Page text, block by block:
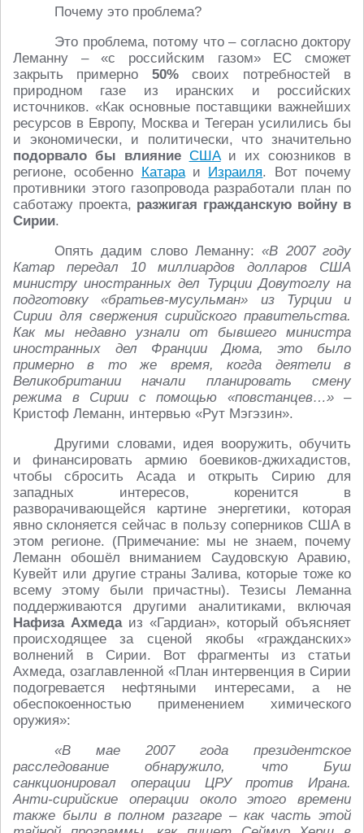
Почему это проблема?
Это проблема, потому что – согласно доктору
Леманну – «с российским газом» ЕС сможет
закрыть примерно 50%своих потребностей в
природном газе из иранских и российских
источников. «Как основные поставщики важнейших
ресурсов в Европу, Москва и Тегеран усилились бы
и экономически, и политически, что значительно
подорвало бы влияние СШАи их союзников в
регионе, особенно Катараи Израиля. Вот почему
противники этого газопровода разработали план по
саботажу проекта, разжигая гражданскую войну в
Сирии.
Опять дадим слово Леманну:«В 2007 году
Катар передал 10 миллиардов долларов США
министру иностранных дел Турции Довутоглу на
подготовку «братьев-мусульман» из Турции и
Сирии для свержения сирийского правительства.
Как мы недавно узнали от бывшего министра
иностранных дел Франции Дюма, это было
примерно в то же время, когда деятели в
Великобритании начали планировать смену
режима в Сирии с помощью «повстанцев…»–
Кристоф Леманн, интервью «Рут Мэгэзин».
Другими словами, идея вооружить, обучить
и финансировать армию боевиков-джихадистов,
чтобы сбросить Асада и открыть Сирию для
западных интересов, коренится в
разворачивающейся картине энергетики, которая
явно склоняется сейчас в пользу соперников США в
этом регионе. (Примечание: мы не знаем, почему
Леманн обошёл вниманием Саудовскую Аравию,
Кувейт или другие страны Залива, которые тоже ко
всему этому были причастны). Тезисы Леманна
поддерживаются другими аналитиками, включая
Нафиза Ахмедаиз «Гардиан», который объясняет
происходящее за сценой якобы «гражданских»
волнений в Сирии. Вот фрагменты из статьи
Ахмеда, озаглавленной «План интервенция в Сирии
подогревается нефтяными интересами, а не
обеспокоенностью применением химического
оружия»:
«В мае 2007 года президентское
расследование обнаружило, что Буш
санкционировал операции ЦРУ против Ирана.
Анти-сирийские операции около этого времени
также были в полном разгаре – как часть этой